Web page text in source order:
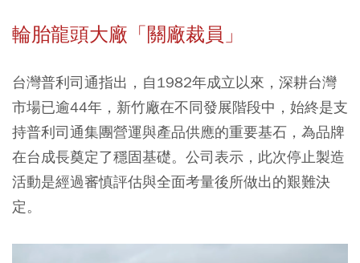
輪胎龍頭大廠「關廠裁員」
台灣普利司通指出，自1982年成立以來，深耕台灣
市場已逾44年，新竹廠在不同發展階段中，始終是支
持普利司通集團營運與產品供應的重要基石，為品牌
在台成長奠定了穩固基礎。公司表示，此次停止製造
活動是經過審慎評估與全面考量後所做出的艱難決
定。